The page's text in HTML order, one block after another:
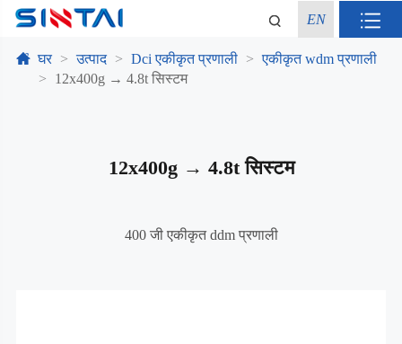
EN
घर उत्पाद Dci एकीकृत प्रणाली
एकीकृत wdm प्रणाली
12x400g → 4.8t सिस्टम
12x400g → 4.8t सिस्टम
400 जी एकीकृत ddm प्रणाली